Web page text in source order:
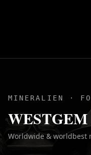
MINERALIEN ·
Worldwide & worldbest